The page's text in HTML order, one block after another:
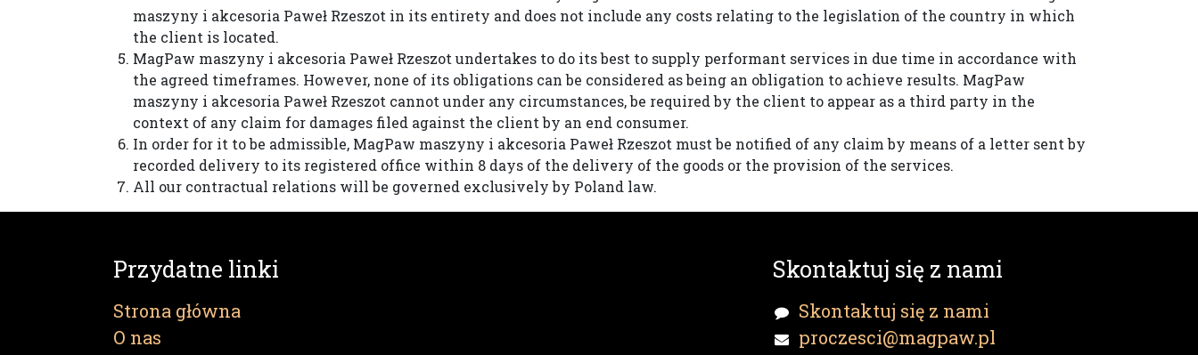
maszyny i akcesoria Paweł Rzeszot in its entirety and does not include any costs relating to the legislation of the country in which
the client is located.
MagPaw maszyny i akcesoria Paweł Rzeszot undertakes to do its best to supply performant services in due time in accordance with
the agreed timeframes. However, none of its obligations can be considered as being an obligation to achieve results. MagPaw
maszyny i akcesoria Paweł Rzeszot cannot under any circumstances, be required by the client to appear as a third party in the
context of any claim for damages filed against the client by an end consumer.
In order for it to be admissible, MagPaw maszyny i akcesoria Paweł Rzeszot must be notified of any claim by means of a letter sent by
recorded delivery to its registered office within 8 days of the delivery of the goods or the provision of the services.
All our contractual relations will be governed exclusively by Poland law.
Przydatne linki
Strona główna
O nas
Skontaktuj się z nami
Skontaktuj się z nami
proczesci@magpaw.pl